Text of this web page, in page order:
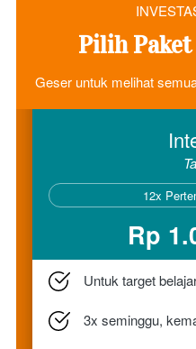
Pilih
Geser untuk melihat
`12x
Rp
Untuk target
3x seminggu,